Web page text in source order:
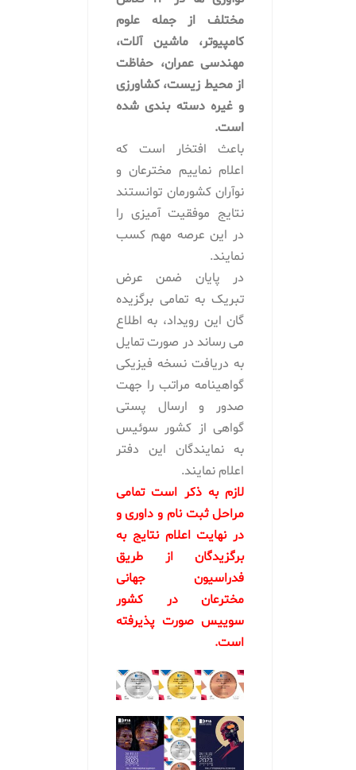
مختلف از جمله علوم
کامپیوتر، ماشین آلات،
مهندسی عمران، حفاظت
از محیط زیست، کشاورزی
و غیره دسته بندی شده
است.
باعث افتخار است که
اعلام نماییم مخترعان و
نوآران کشورمان توانستند
نتایج موفقیت آمیزی را
در این عرصه مهم کسب
نمایند.
در پایان ضمن عرض
تبریک به تمامی برگزیده
گان این رویداد، به اطلاع
می رساند در صورت تمایل
به دریافت نسخه فیزیکی
گواهینامه مراتب را جهت
صدور و ارسال پستی
گواهی از کشور سوئیس
به نمایندگان این دفتر
اعلام نمایند.
لازم به ذکر است تمامی
مراحل ثبت نام و داوری و
در نهایت اعلام نتایج به
برگزیدگان از طریق
فدراسیون جهانی
مخترعان در کشور
سوییس صورت پذیرفته
است.